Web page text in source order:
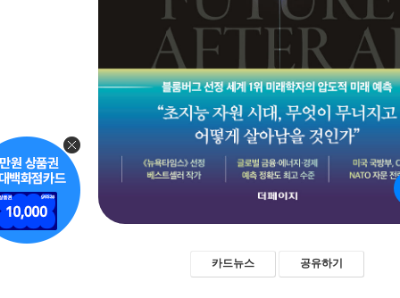
카드뉴스 공유하기